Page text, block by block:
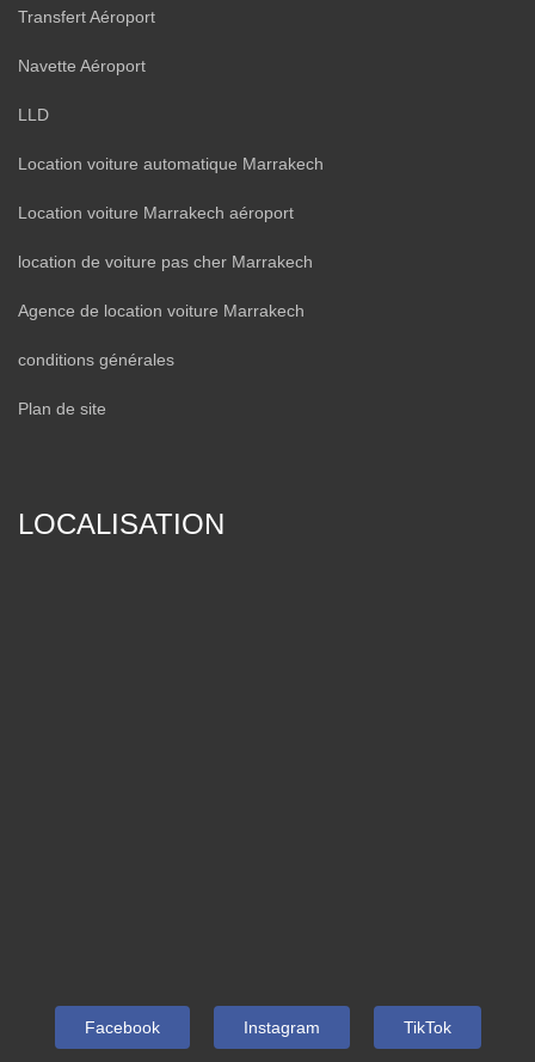
Transfert Aéroport
Navette Aéroport
LLD
Location voiture automatique Marrakech
Location voiture Marrakech aéroport
location de voiture pas cher Marrakech
Agence de location voiture Marrakech
conditions générales
Plan de site
LOCALISATION
Facebook Instagram TikTok